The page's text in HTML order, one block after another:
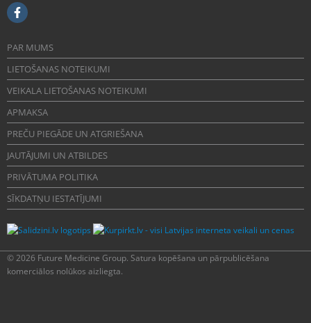
PAR MUMS
LIETOŠANAS NOTEIKUMI
VEIKALA LIETOŠANAS NOTEIKUMI
APMAKSA
PREČU PIEGĀDE UN ATGRIEŠANA
JAUTĀJUMI UN ATBILDES
PRIVĀTUMA POLITIKA
SĪKDATŅU IESTATĪJUMI
© 2026 Future Medicine Group. Satura kopēšana un pārpublicēšana
komerciālos nolūkos aizliegta.